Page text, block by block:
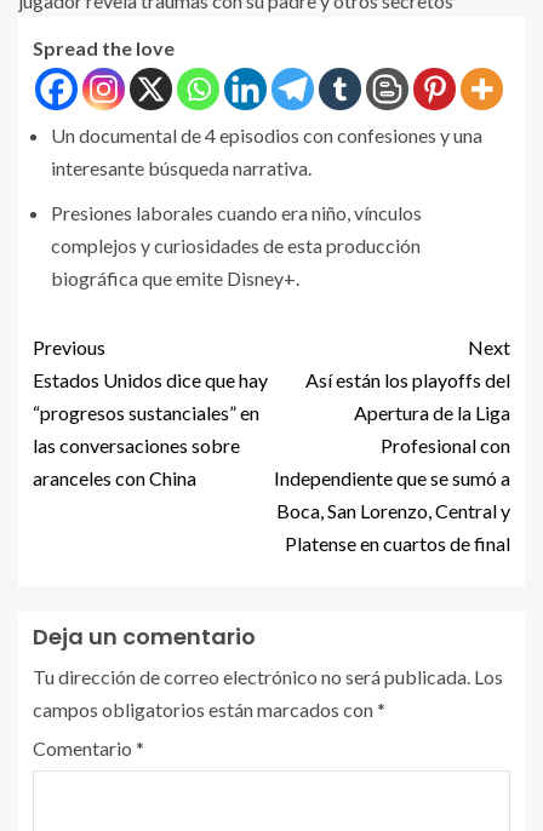
Spread the love
Un documental de 4 episodios con confesiones y una
interesante búsqueda narrativa.
Presiones laborales cuando era niño, vínculos
complejos y curiosidades de esta producción
biográfica que emite Disney+.
Previous
Estados Unidos dice que hay
“progresos sustanciales” en
las conversaciones sobre
aranceles con China
Next
Así están los playoffs del
Apertura de la Liga
Profesional con
Independiente que se sumó a
Boca, San Lorenzo, Central y
Platense en cuartos de final
Deja un comentario
Tu dirección de correo electrónico no será publicada. Los
campos obligatorios están marcados con*
Comentario *